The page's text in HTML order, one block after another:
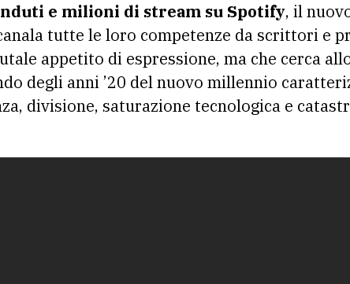
e milioni di stream su Spotify, il
tutte le loro competenze da scrittori e
appetito di espressione, ma che cerca
degli anni ’20 del nuovo millennio
divisione, saturazione tecnologica e